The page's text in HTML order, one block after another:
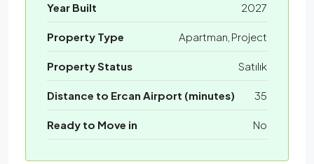
Year Built 2027
Property Type Apartman, Project
Property Status Satılık
Distance to Ercan Airport (minutes) 35
Ready to Move in No